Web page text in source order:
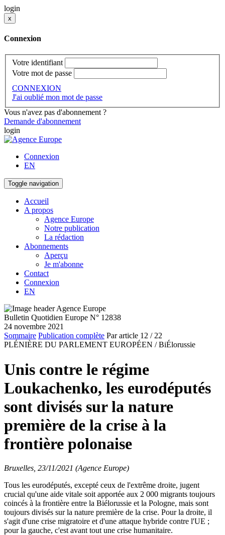
login
x
Connexion
Votre identifiant
Votre mot de passe
CONNEXION
J'ai oublié mon mot de passe
Vous n'avez pas d'abonnement ?
Demande d'abonnement
login
Connexion
EN
Toggle navigation
Accueil
A propos
Agence Europe
Notre publication
La rédaction
Abonnements
Aperçu
Je m'abonne
Contact
Connexion
EN
Bulletin Quotidien Europe N° 12838
24 novembre 2021
Sommaire Publication complète Par article 12 / 22
PLÉNIÈRE DU PARLEMENT EUROPÉEN / BiÉlorussie
Unis contre le régime
Loukachenko, les eurodéputés
sont divisés sur la nature
première de la crise à la
frontière polonaise
Bruxelles, 23/11/2021 (Agence Europe)
Tous les eurodéputés, excepté ceux de l'extrême droite, jugent
crucial qu'une aide vitale soit apportée aux 2 000 migrants toujours
coincés à la frontière entre la Biélorussie et la Pologne, mais sont
toujours divisés sur la nature première de la crise. Pour la droite, il
s'agit d'une crise migratoire et d'une attaque hybride contre l'UE ;
pour la gauche, c'est avant tout une crise humanitaire.